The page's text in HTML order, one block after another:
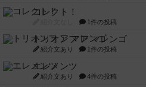
コレクト！
1件の投稿
トリオンフ ア マレンゴ
紹介文あり 1件の投稿
エレメンツ
紹介文あり 4件の投稿